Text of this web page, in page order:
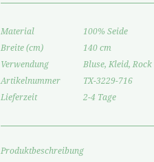
Material
100% Seide
Breite (cm)
140 cm
Verwendung
Bluse, Kleid, Rock
Artikelnummer
TX-3229-716
Lieferzeit
2-4 Tage
Produktbeschreibung